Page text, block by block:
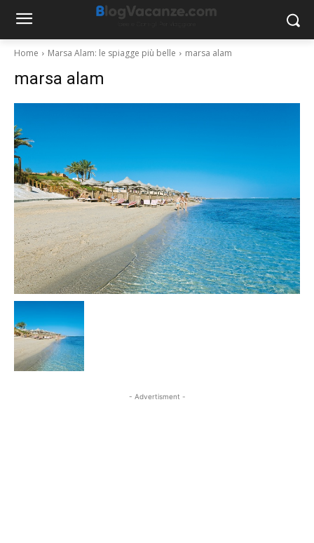
Home Marsa Alam: le spiagge più belle marsa alam
marsa alam
- Advertisment -